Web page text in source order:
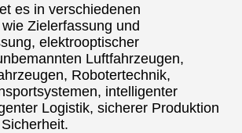
es in verschiedenen
Zielerfassung und
elektrooptischer
Luftfahrzeugen,
Robotertechnik,
intelligenter
Logistik, sicherer Produktion